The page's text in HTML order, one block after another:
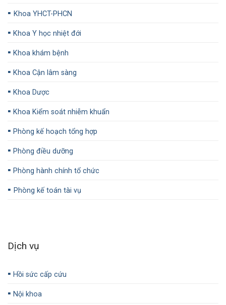
▪️ Khoa YHCT-PHCN
▪️ Khoa Y học nhiệt đới
▪️ Khoa khám bệnh
▪️ Khoa Cận lâm sàng
▪️ Khoa Dược
▪️ Khoa Kiểm soát nhiễm khuẩn
▪️ Phòng kế hoạch tổng hợp
▪️ Phòng điều dưỡng
▪️ Phòng hành chính tổ chức
▪️ Phòng kế toán tài vụ
Dịch vụ
▪️ Hồi sức cấp cứu
▪️ Nội khoa